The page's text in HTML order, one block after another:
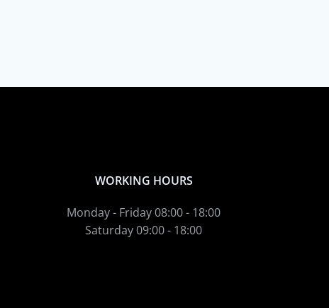
WORKING HOURS
Monday - Friday 08:00 - 18:00
Saturday 09:00 - 18:00